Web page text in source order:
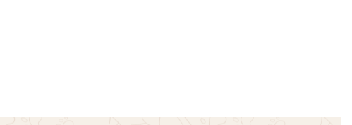
Προσθήκη στο καλάθι